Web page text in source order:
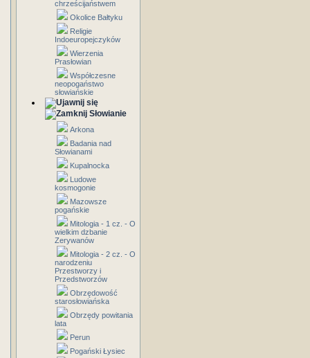
chrześcijaństwem
Okolice Bałtyku
Religie
Indoeuropejczyków
Wierzenia
Prasłowian
Współczesne
neopogaństwo
słowiańskie
Słowianie
Arkona
Badania nad
Słowianami
Kupalnocka
Ludowe
kosmogonie
Mazowsze
pogańskie
Mitologia - 1 cz. - O
wielkim dzbanie
Zerywanów
Mitologia - 2 cz. - O
narodzeniu
Przestworzy i
Przedstworzów
Obrzędowość
starosłowiańska
Obrzędy powitania
lata
Perun
Pogański Łysiec